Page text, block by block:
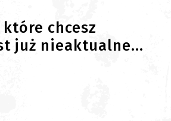
które chcesz
już nieaktualne...